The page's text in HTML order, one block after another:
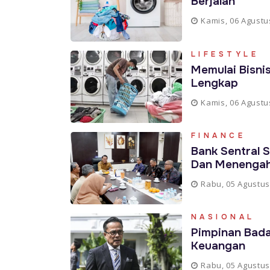
Kamis, 06
LIFESTYLE
Memulai
Lengkap
Kamis, 06
FINANCE
Bank Sentral
Dan
Rabu, 05
NASIONAL
Pimpinan
Keuangan
Rabu, 05